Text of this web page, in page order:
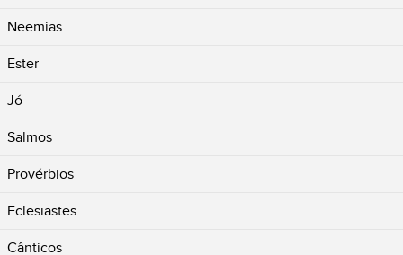
Neemias
Ester
Jó
Salmos
Provérbios
Eclesiastes
Cânticos